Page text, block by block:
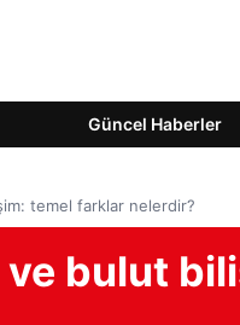
Güncel Haberler
temel farklar nelerdir?
bulut